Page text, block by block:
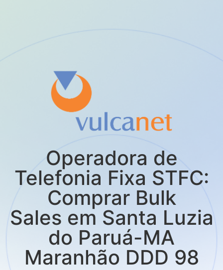
Operadora de
Telefonia Fixa STFC:
Comprar Bulk
Sales em Santa Luzia
do Paruá-MA
Maranhão DDD 98